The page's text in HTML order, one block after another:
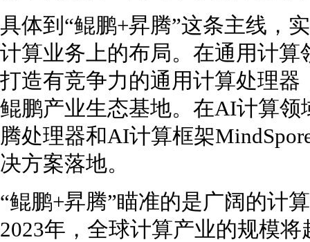
具体到“鲲鹏+昇腾”这条主线，
计算业务上的布局。在通用计
打造有竞争力的通用计算处理
鲲鹏产业生态基地。在AI计算
腾处理器和AI计算框架
决方案落地。
“鲲鹏+昇腾”瞄准的是广阔的计
2023年，全球计算产业的规模